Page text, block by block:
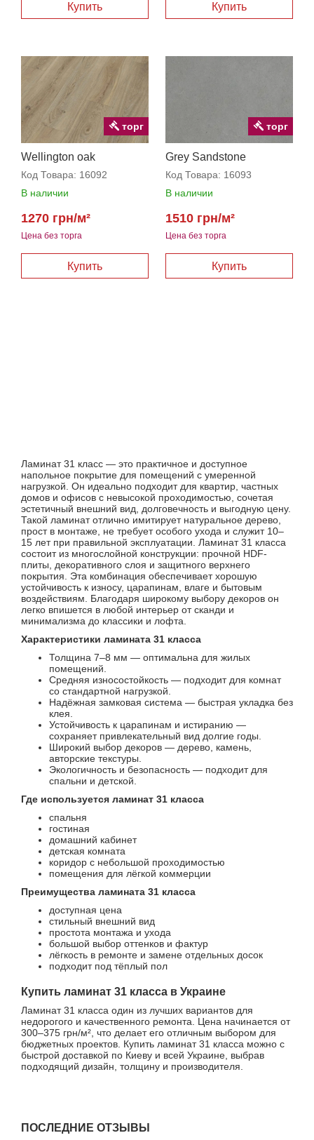
Купить Купить
Wellington oak
Код Товара: 16092
В наличии
Цена без торга
1270 грн/м²
торг
Купить
Grey Sandstone
Код Товара: 16093
В наличии
Цена без торга
1510 грн/м²
торг
Купить
Ламинат 31 класс — это практичное и доступное
напольное покрытие для помещений с умеренной
нагрузкой. Он идеально подходит для квартир, частных
домов и офисов с невысокой проходимостью, сочетая
эстетичный внешний вид, долговечность и выгодную цену.
Такой ламинат отлично имитирует натуральное дерево,
прост в монтаже, не требует особого ухода и служит 10–
15 лет при правильной эксплуатации. Ламинат 31 класса
состоит из многослойной конструкции: прочной HDF-
плиты, декоративного слоя и защитного верхнего
покрытия. Эта комбинация обеспечивает хорошую
устойчивость к износу, царапинам, влаге и бытовым
воздействиям. Благодаря широкому выбору декоров он
легко впишется в любой интерьер от сканди и
минимализма до классики и лофта.
Характеристики ламината 31 класса
Толщина 7–8 мм — оптимальна для жилых
помещений.
Средняя износостойкость — подходит для комнат
со стандартной нагрузкой.
Надёжная замковая система — быстрая укладка без
клея.
Устойчивость к царапинам и истиранию —
сохраняет привлекательный вид долгие годы.
Широкий выбор декоров — дерево, камень,
авторские текстуры.
Экологичность и безопасность — подходит для
спальни и детской.
Где используется ламинат 31 класса
спальня
гостиная
домашний кабинет
детская комната
коридор с небольшой проходимостью
помещения для лёгкой коммерции
Преимущества ламината 31 класса
доступная цена
стильный внешний вид
простота монтажа и ухода
большой выбор оттенков и фактур
лёгкость в ремонте и замене отдельных досок
подходит под тёплый пол
Купить ламинат 31 класса в Украине
Ламинат 31 класса один из лучших вариантов для
недорогого и качественного ремонта. Цена начинается от
300–375 грн/м², что делает его отличным выбором для
бюджетных проектов. Купить ламинат 31 класса можно с
быстрой доставкой по Киеву и всей Украине, выбрав
подходящий дизайн, толщину и производителя.
ПОСЛЕДНИЕ ОТЗЫВЫ